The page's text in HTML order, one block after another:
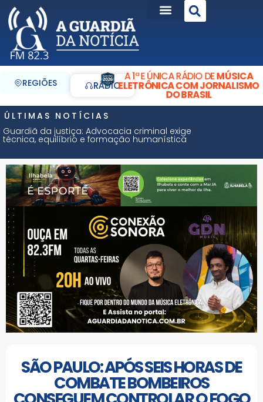
REGIÕES RÁDIO
A 1ª E ÚNICA RÁDIO DEMÚSICA
ELETRÔNICA COM JORNALISMO
DO BRASIL
ÚLTIMAS NOTÍCIAS
Guardiã da justiça: Advocacia criminal exige
técnica, equilíbrio e formação humanística
SÃO PAULO: APÓS SEIS HORAS DE
COMBATE BOMBEIROS